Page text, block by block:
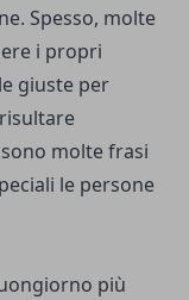
Spesso, molte
i propri
giuste per
molte frasi
le persone
più